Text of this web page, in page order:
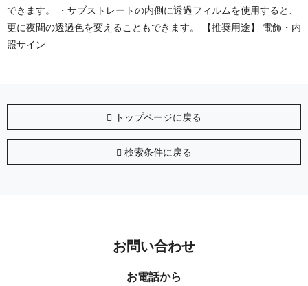
できます。 ・サブストレートの内側に透過フィルムを使用すると、
更に夜間の透過色を変えることもできます。 【推奨用途】 電飾・内
照サイン
トップページに戻る
検索条件に戻る
お問い合わせ
お電話から